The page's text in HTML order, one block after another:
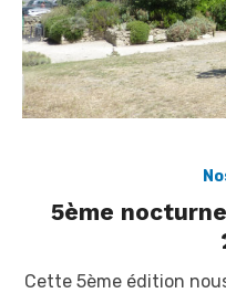
5ème
Cette 5ème édition